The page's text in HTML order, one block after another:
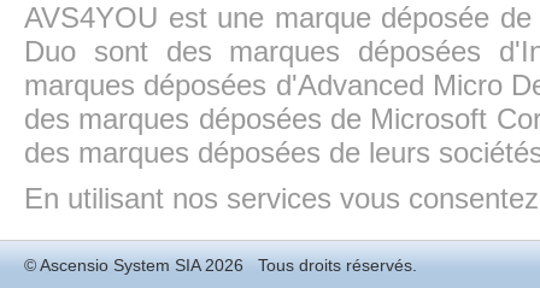
AVS4YOU est une marque déposée
Duo sont des marques déposées
marques déposées d'Advanced Micro
des marques déposées de Microsoft
des marques déposées de leurs
En utilisant nos services vous
©Ascensio System SIA2026 Tous droits réservés.